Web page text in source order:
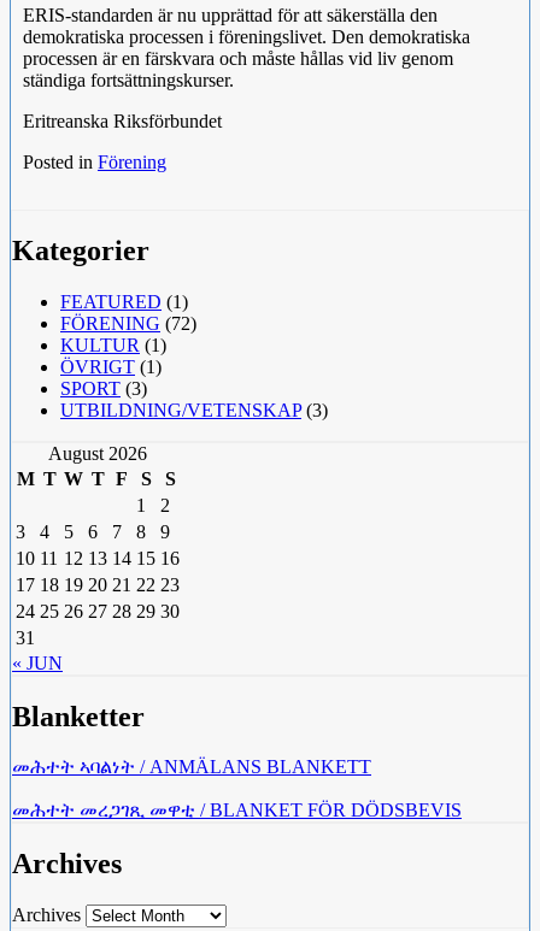
ERIS-standarden är nu upprättad för att säkerställa den
demokratiska processen i föreningslivet. Den demokratiska
processen är en färskvara och måste hållas vid liv genom
ständiga fortsättningskurser.
Eritreanska Riksförbundet
Posted in Förening
Kategorier
FEATURED (1)
FÖRENING (72)
KULTUR (1)
ÖVRIGT (1)
SPORT (3)
UTBILDNING/VETENSKAP(3)
August 2026
M T W T F S
S
1
2
3
4 5 6 7 8
9
10 11 12 13 14 15 16
17 18 19 20 21 22 23
24 25 26 27 28 29 30
31
« JUN
Blanketter
መሕተት ኣባልነት / ANMÄLANS BLANKETT
መሕተት መረጋገጺ መዋቲ / BLANKET FÖR DÖDSBEVIS
Archives
Archives